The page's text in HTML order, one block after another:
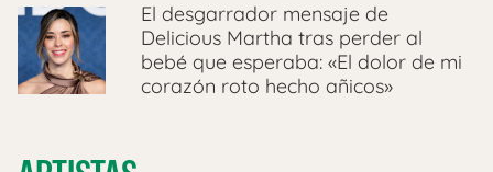
El desgarrador mensaje de
Delicious Martha tras perder al
bebé que esperaba: «El dolor de mi
corazón roto hecho añicos»